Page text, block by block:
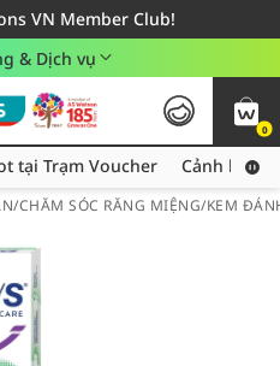
VN Member Club!
đơn hàng từ 249,000Đ
dụng khu vực TP. Hồ Chí Minh
& Dịch vụ
0
Thu thập thêm voucher hot tại Trạm Voucher
tại Trạm Voucher Cảnh báo
/CHĂM SÓC RĂNG MIỆNG/KEM